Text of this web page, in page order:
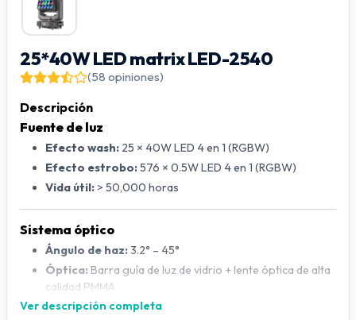
25*40W LED matrix LED-2540
(58 opiniones)
Descripción
Fuente de luz
Efecto wash: 25 × 40W LED 4 en 1 (RGBW)
Efecto estrobo:576 × 0.5W LED 4 en 1 (RGBW)
Vida útil: > 50,000 horas
Sistema óptico
Ángulo de haz:3.2° – 45°
Óptica: Barra guía de luz de vidrio + lente óptica de alta
calidad PMMA
Ver descripción completa